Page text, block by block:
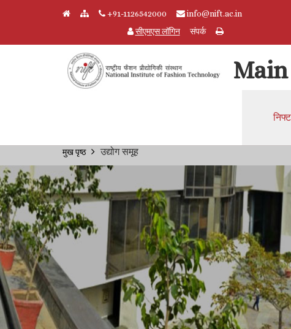
Skip to main content
+91-1126542000 info@nift.ac.in
सीएमएस लॉगिन
संपर्क
मुख पृष्ठ उद्योग समूह